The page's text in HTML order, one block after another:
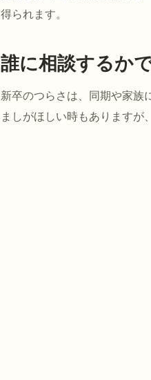
得られます。
誰に相談するか
新卒のつらさは、同期や家族
ましがほしい時もありますが